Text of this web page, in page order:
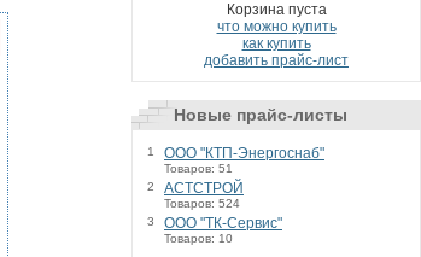
Корзина пуста
что можно купить
как купить
добавить прайс-лист
Новые прайс-листы
1 ООО "КТП-Энергоснаб"
Товаров: 51
2
АСТСТРОЙ
Товаров: 524
3
ООО "ТК-Сервис"
Товаров: 10